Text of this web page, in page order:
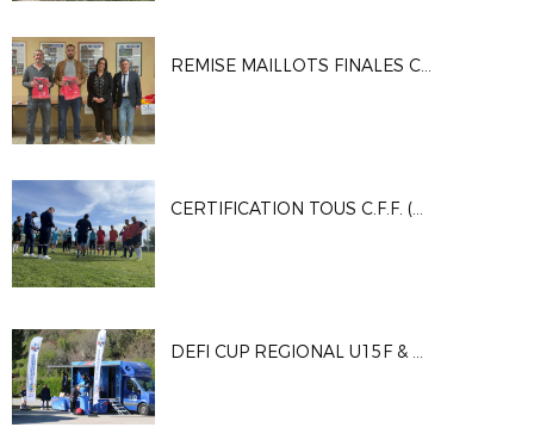
REMISE MAILLOTS FINALES COUPES "ESPERANCE" ET "L & FOOT"
CERTIFICATION TOUS C.F.F. (Domaine de la Souvine - 15 avril 2022)
DEFI CUP REGIONAL U15F & U18F (9 avril 2022 Sisteron)